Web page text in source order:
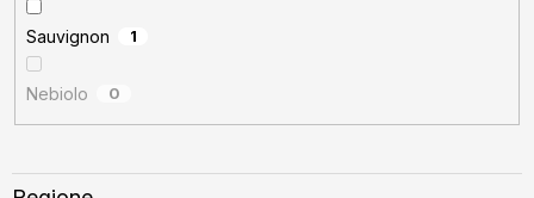
Sauvignon 1
Nebiolo 0